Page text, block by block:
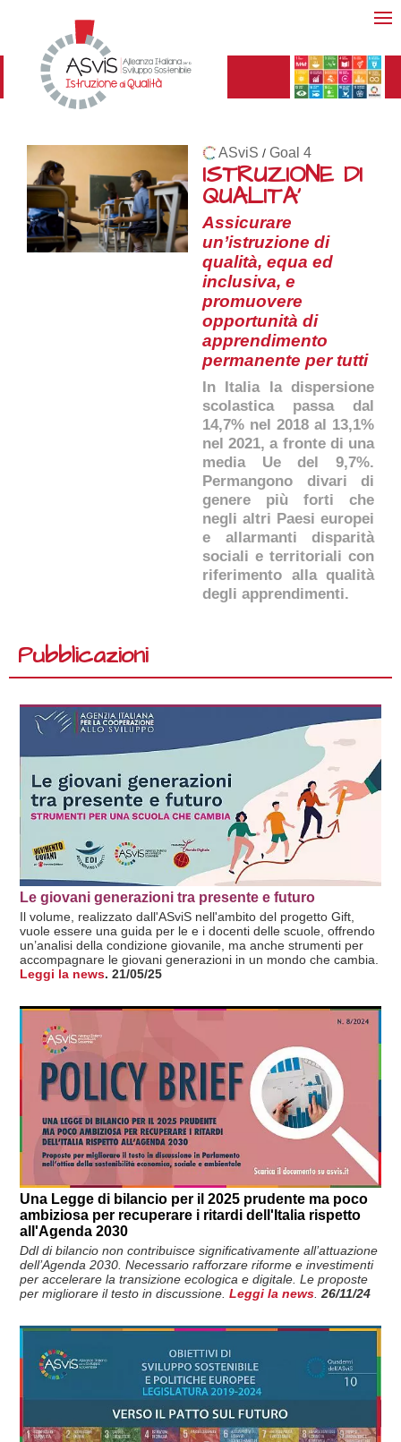
ASviS / Goal 4
ISTRUZIONE DI
QUALITA'
Assicurare
un’istruzione di
qualità, equa ed
inclusiva, e
promuovere
opportunità di
apprendimento
permanente per tutti
In Italia la dispersione
scolastica passa dal
14,7% nel 2018 al 13,1%
nel 2021, a fronte di una
media Ue del 9,7%.
Permangono divari di
genere più forti che
negli altri Paesi europei
e allarmanti disparità
sociali e territoriali con
riferimento alla qualità
degli apprendimenti.
Pubblicazioni
Le giovani generazioni tra presente e futuro
Il volume, realizzato dall'ASviS nell'ambito del progetto Gift,
vuole essere una guida per le e i docenti delle scuole, offrendo
un’analisi della condizione giovanile, ma anche strumenti per
accompagnare le giovani generazioni in un mondo che cambia.
Leggi la news. 21/05/25
Una Legge di bilancio per il 2025 prudente ma poco
ambiziosa per recuperare i ritardi dell'Italia rispetto
all'Agenda 2030
Ddl di bilancio non contribuisce significativamente all’attuazione
dell’Agenda 2030. Necessario rafforzare riforme e investimenti
per accelerare la transizione ecologica e digitale. Le proposte
per migliorare il testo in discussione. Leggi la news 26/11/24